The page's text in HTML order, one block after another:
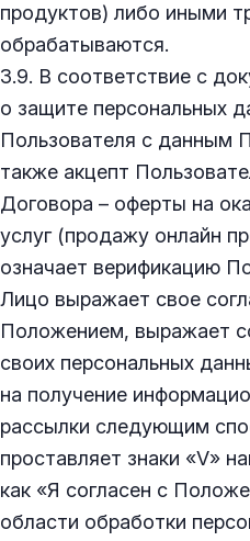
продуктов) либо иными
обрабатываются.
3.9. В соответствие с
о защите персональных
Пользователя с данным
также акцепт
Договора – оферты на
услуг (продажу онлайн
означает верификацию
Лицо выражает свое
Положением, выражает
своих персональных
на получение
рассылки следующим
проставляет знаки «V»
как «Я согласен с
области обработки